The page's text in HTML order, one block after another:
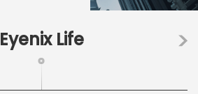
Eyenix Life